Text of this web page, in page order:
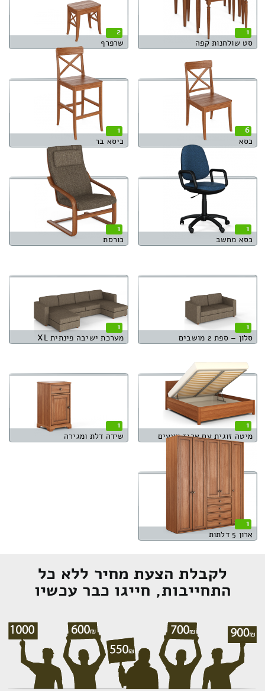
1
סט שולחנות קפה
2
שרפרף
6
כסא
1
כיסא בר
1
כסא מחשב
1
כורסת
1
סלון – ספת 2 מושבים
1
מערכת ישיבה פינתית XL
1
מיטה זוגית עם ארגז מצעים
1
שידה דלת ומגירה
1
ארון 5 דלתות
לקבלת הצעת מחיר ללא כל
התחייבות, חייגו כבר עכשיו